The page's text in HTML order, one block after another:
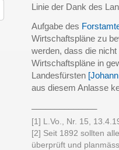
Linie der Dank des
Aufgabe des
Wirtschaftspläne zu
werden, dass die
Wirtschaftspläne in
Landesfürsten
aus diesem Anlasse
[1] L.Vo., Nr. 15,
[2] Seit 1892 sollten
überprüft und